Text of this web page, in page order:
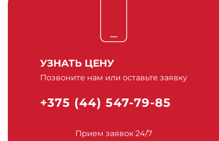
УЗНАТЬ ЦЕНУ
Позвоните нам или оставьте заявку
+375 (44) 547-79-85
Прием заявок 24/7